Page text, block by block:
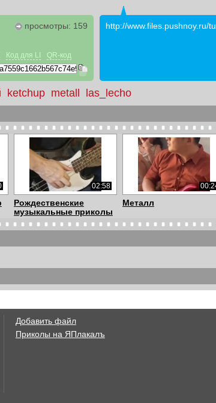
просмотры: 159
Код для LI QR-код
http://www.files.pushnoy.ru/
ketchup metall las_lecho
02:58
Рождественские
музыкальные приколы
Металл
04:01
Улыбаемся и Машем
Пушной - Тест гитар
Добавить файл
Приколы на ЯПлакалъ